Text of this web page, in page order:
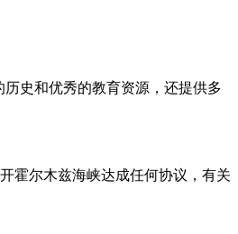
史和优秀的教育资源，还提供多
霍尔木兹海峡达成任何协议，有关